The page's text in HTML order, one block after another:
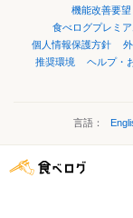
機能改善要望
食べログプレミ
個人情報保護方針
推奨環境
ヘルプ・
言語：